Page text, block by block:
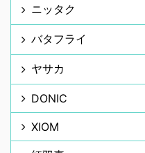
ニッタク
バタフライ
ヤサカ
DONIC
XIOM